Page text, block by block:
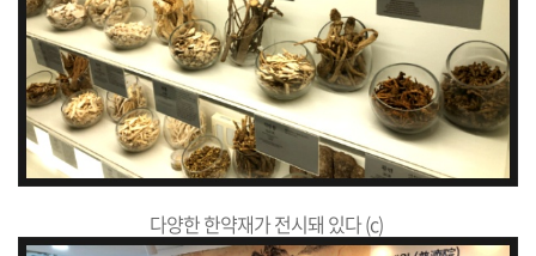
다양한 한약재가 전시돼 있다 (c)